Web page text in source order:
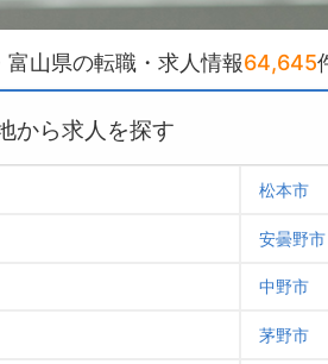
山県の転職・求人情報64,645
から求人を探す
松本市
安曇野市
中野市
茅野市